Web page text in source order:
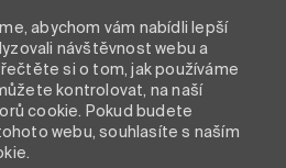
abychom vám nabídli lepší
návštěvnost webu a
si o tom, jak používáme
kontrolovat, na naší
cookie. Pokud budete
webu, souhlasíte s naším